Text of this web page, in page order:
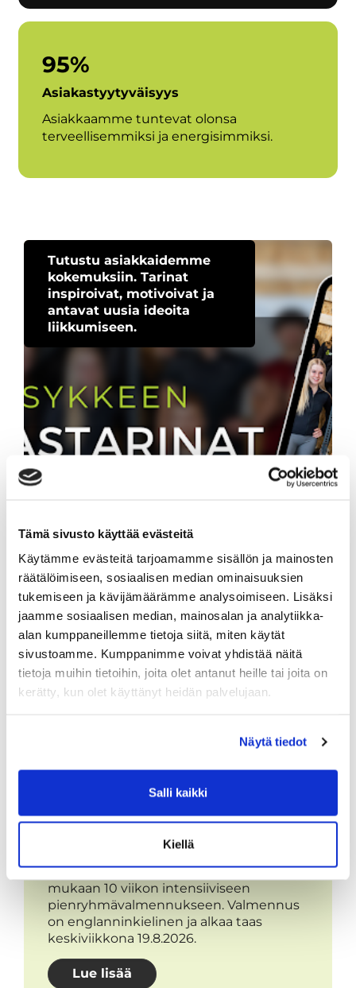
Tämä sivusto käyttää evästeitä
Käytämme evästeitä tarjoamamme sisällön ja mainosten
räätälöimiseen, sosiaalisen median ominaisuuksien
tukemiseen ja kävijämäärämme analysoimiseen. Lisäksi
jaamme sosiaalisen median, mainosalan ja analytiikka-
alan kumppaneillemme tietoja siitä, miten käytät
sivustoamme. Kumppanimme voivat yhdistää näitä
tietoja muihin tietoihin, joita olet antanut heille tai joita on
kerätty, kun olet käyttänyt heidän palvelujaan.
Näytä tiedot
Salli kaikki
Kiellä
95%
Asiakastyytyväisyys
Asiakkaamme tuntevat olonsa
terveellisemmiksi ja energisimmiksi.
TARINASI –
ASIAKKAIDEMME
KOKEMUKSIA SIPOON
SYKKEESTÄ
Tutustu asiakkaidemme
kokemuksiin. Tarinat
inspiroivat, motivoivat ja
antavat uusia ideoita
liikkumiseen.
Syke X - Functional Fitness -
Tartu ainutlaatuiseen tilaisuuteen ja tule
mukaan 10 viikon intensiiviseen
pienryhmävalmennukseen. Valmennus
on englanninkielinen ja alkaa taas
keskiviikkona 19.8.2026.
Lue lisää